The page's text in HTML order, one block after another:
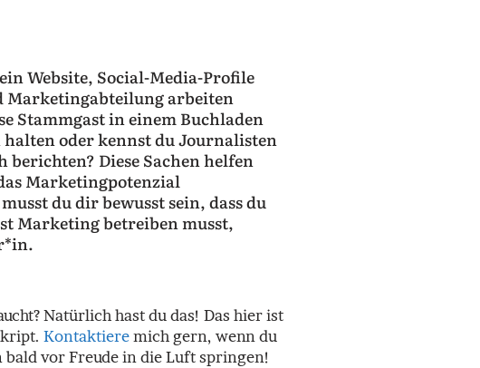
Website, Social-Media-Profile
Marketingabteilung arbeiten
Stammgast in einem Buchladen
oder kennst du Journalisten
Diese Sachen helfen
Marketingpotenzial
du dir bewusst sein, dass du
Marketing betreiben musst,
Natürlich hast du das! Das hier ist
Kontaktieremich gern, wenn du
vor Freude in die Luft springen!